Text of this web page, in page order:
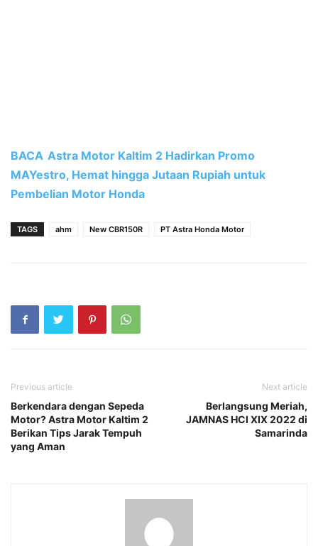
BACA Astra Motor Kaltim 2 Hadirkan Promo
MAYestro, Hemat hingga Jutaan Rupiah untuk
Pembelian Motor Honda
TAGS ahm New CBR150R PT Astra Honda Motor
Previous article
Berkendara dengan Sepeda
Motor? Astra Motor Kaltim 2
Berikan Tips Jarak Tempuh
yang Aman
Next article
Berlangsung Meriah,
JAMNAS HCI XIX 2022 di
Samarinda